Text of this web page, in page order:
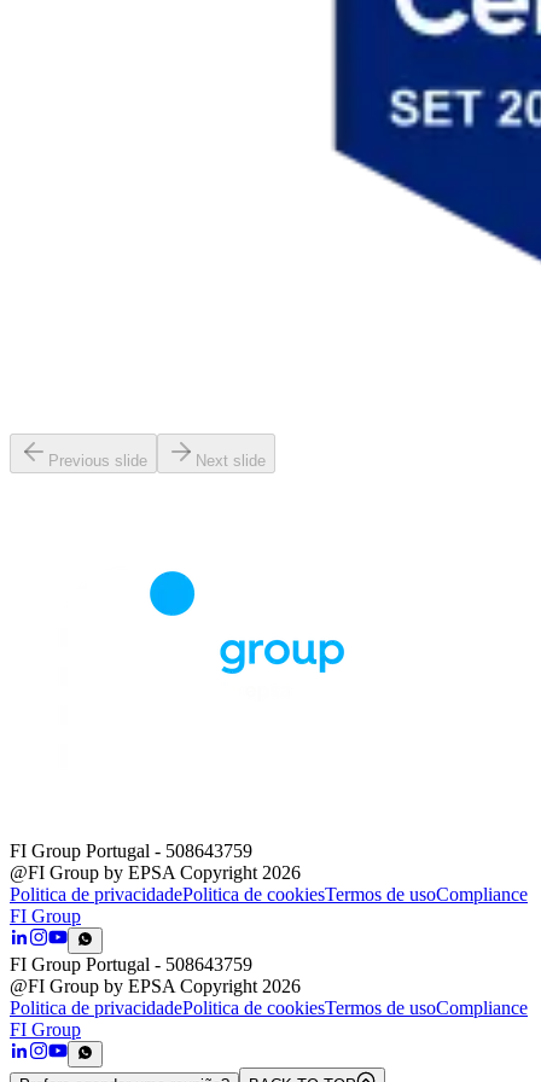
Previous slide Next slide
FI Group Portugal - 508643759
@FI Group by EPSA Copyright 2026
Politica de privacidadePolitica de cookiesTermos de usoCompliance
FI Group
FI Group Portugal - 508643759
@FI Group by EPSA Copyright 2026
Politica de privacidadePolitica de cookiesTermos de usoCompliance
FI Group